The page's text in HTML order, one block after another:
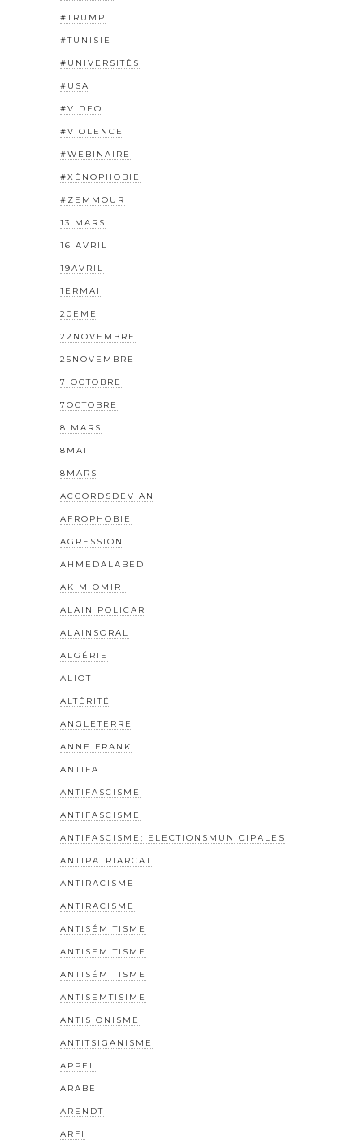
#TRUMP
#TUNISIE
#UNIVERSITÉS
#USA
#VIDEO
#VIOLENCE
#WEBINAIRE
#XÉNOPHOBIE
#ZEMMOUR
13 MARS
16 AVRIL
19AVRIL
1ERMAI
20EME
22NOVEMBRE
25NOVEMBRE
7 OCTOBRE
7OCTOBRE
8 MARS
8MAI
8MARS
ACCORDSDEVIAN
AFROPHOBIE
AGRESSION
AHMEDALABED
AKIM OMIRI
ALAIN POLICAR
ALAINSORAL
ALGÉRIE
ALIOT
ALTÉRITÉ
ANGLETERRE
ANNE FRANK
ANTIFA
ANTIFASCISME
ANTIFASCISME
ANTIFASCISME; ELECTIONSMUNICIPALES
ANTIPATRIARCAT
ANTIRACISME
ANTIRACISME
ANTISÉMITISME
ANTISEMITISME
ANTISÉMITISME
ANTISEMTISIME
ANTISIONISME
ANTITSIGANISME
APPEL
ARABE
ARENDT
ARFI